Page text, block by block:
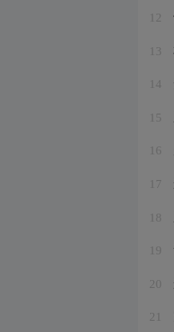
12
13
14
15
16
17
18
19
20
21